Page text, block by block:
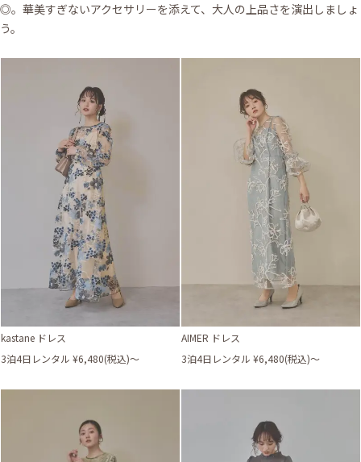
◎。華美すぎないアクセサリーを添えて、大人の上品さを演出しましょ
う。
kastane ドレス
3泊4日レンタル ¥6,480(税込)〜
AIMER ドレス
3泊4日レンタル ¥6,480(税込)〜